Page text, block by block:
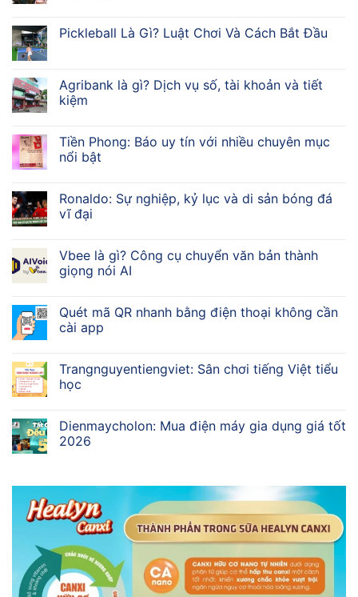
Pickleball Là Gì? Luật Chơi Và Cách Bắt Đầu
Agribank là gì? Dịch vụ số, tài khoản và tiết
kiệm
Tiền Phong: Báo uy tín với nhiều chuyên mục
nổi bật
Ronaldo: Sự nghiệp, kỷ lục và di sản bóng đá
vĩ đại
Vbee là gì? Công cụ chuyển văn bản thành
giọng nói AI
Quét mã QR nhanh bằng điện thoại không cần
cài app
Trangnguyentiengviet: Sân chơi tiếng Việt tiểu
học
Dienmaycholon: Mua điện máy gia dụng giá tốt
2026